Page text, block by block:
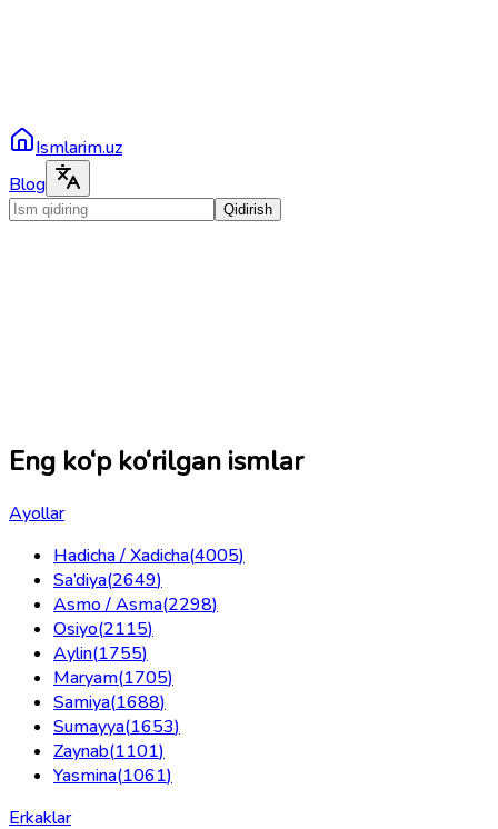
Ismlarim.uz
Blog
Qidirish
Eng ko‘p ko‘rilgan ismlar
Ayollar
Hadicha / Xadicha(4005)
Sa’diya(2649)
Asmo / Asma(2298)
Osiyo(2115)
Aylin(1755)
Maryam(1705)
Samiya(1688)
Sumayya(1653)
Zaynab(1101)
Yasmina(1061)
Erkaklar